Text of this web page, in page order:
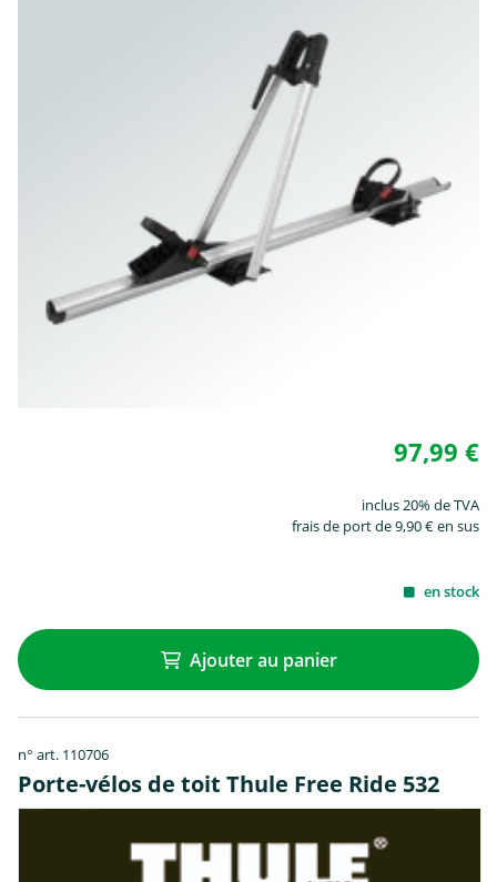
97,99 €
inclus 20% de TVA
frais de port de 9,90 € en sus
en stock
Ajouter au panier
n° art. 110706
Porte-vélos de toit Thule Free Ride 532